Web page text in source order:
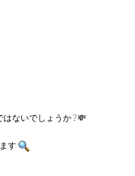
ないでしょうか？💸
す